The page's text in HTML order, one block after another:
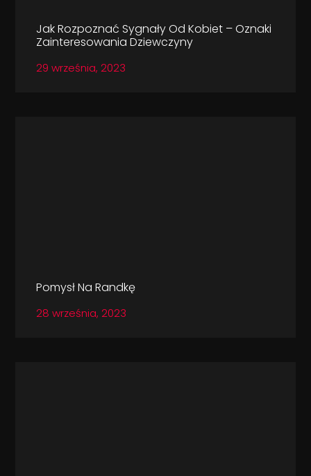
Jak Rozpoznać Sygnały Od Kobiet – Oznaki
Zainteresowania Dziewczyny
29 września, 2023
Pomysł Na Randkę
28 września, 2023